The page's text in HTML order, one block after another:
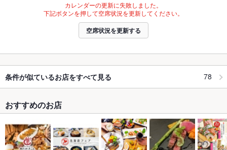
カレンダーの更新に失敗しました。
下記ボタンを押して空席状況を更新してください。
空席状況を更新する
条件が似ているお店をすべて見る 78
おすすめのお店